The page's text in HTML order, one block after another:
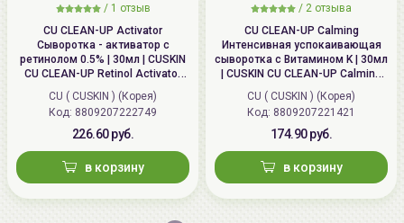
/ 1 отзыв
CU CLEAN-UP Activator
Сыворотка - активатор с
ретинолом 0.5% | 30мл | CUSKIN
CU CLEAN-UP Retinol Activator
0.5%
CU ( CUSKIN ) (Корея)
Код: 8809207222749
226.60 руб.
в корзину
/ 2 отзыва
CU CLEAN-UP Calming
Интенсивная успокаивающая
сыворотка с Витамином K | 30мл
| CUSKIN CU CLEAN-UP Calming
Intensive Serum
CU ( CUSKIN ) (Корея)
Код: 8809207221421
174.90 руб.
в корзину